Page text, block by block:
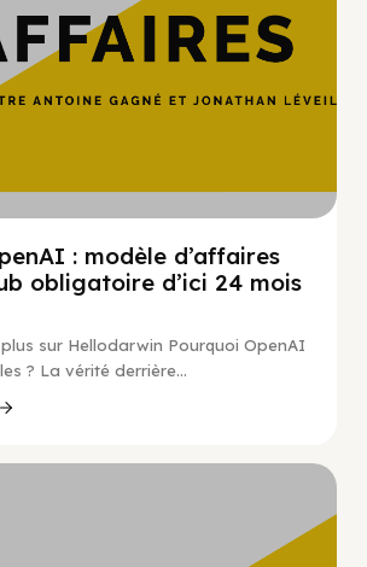
: modèle d’affaires
obligatoire d’ici 24 mois
sur Hellodarwin Pourquoi OpenAI
? La vérité derrière...